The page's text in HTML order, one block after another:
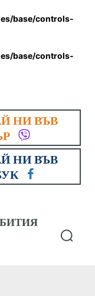
base/controls-
base/controls-
НИ ВЪВ
НИ ВЪВ